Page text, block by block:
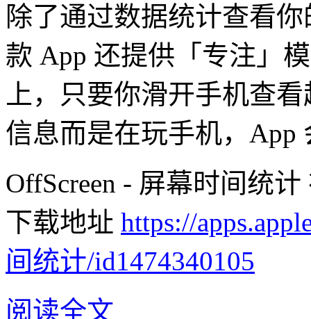
除了通过数据统计查看
款 App 还提供「专注」
上，只要你滑开手机查
信息而是在玩手机，App
OffScreen - 屏幕时间统
下载地址 https://
间统计/id1474340105
阅读全文